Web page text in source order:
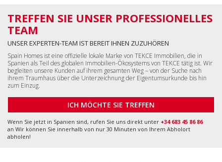
TREFFEN SIE UNSER PROFESSIONELLES
TEAM
UNSER EXPERTEN-TEAM IST BEREIT IHNEN ZUZUHÖREN
Spain Homes ist eine offizielle lokale Marke von TEKCE Immobilien, die in
Spanien als Teil des globalen Immobilien-Ökosystems von TEKCE tätig ist. Wir
begleiten unsere Kunden auf ihrem gesamten Weg – von der Suche nach
ihrem Traumhaus über die Unterzeichnung der Eigentumsurkunde bis hin
zum Einzug.
ICH MÖCHTE SIE TREFFEN
Wenn Sie jetzt in Spanien sind, rufen Sie uns direkt unter +34 683 45 86 86
an Wir können Sie innerhalb von nur 30 Minuten von Ihrem Abholort
abholen!